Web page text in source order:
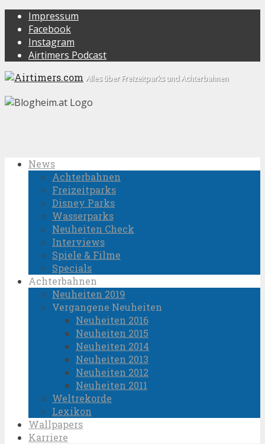
Impressum
Facebook
Instagram
Airtimers Podcast
Alles über Freizeitparks und Achterbahnen
News
Achterbahnen
Freizeitparks
Disney Parks
Wasserparks
Neuheiten Check
Interviews
Spiele & Filme
Specials
Achterbahnen
Neuheiten 2019
Vergangene Neuheiten
Neuheiten 2016
Neuheiten 2015
Neuheiten 2014
Neuheiten 2013
Neuheiten 2012
Neuheiten 2011
Weltrekorde
Lexikon
Wallpapers
Karriere